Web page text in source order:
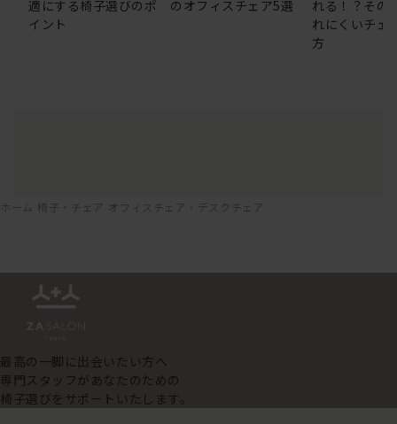
適にする椅子選びのポ
イント
のオフィスチェア5選
れる！？その
れにくいチェ
方
ホーム 椅子・チェア オフィスチェア・デスクチェア
最高の一脚に出会いたい方へ
専門スタッフがあなたのための
椅子選びをサポートいたします。